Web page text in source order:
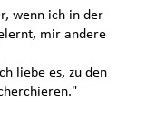
wenn ich in der
mir andere
liebe es, zu den